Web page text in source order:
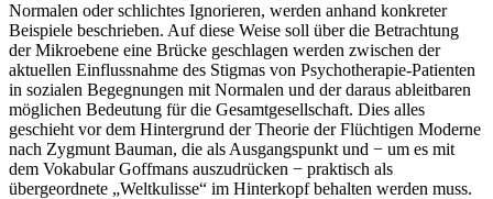
Normalen oder schlichtes Ignorieren, werden anhand konkreter
Beispiele beschrieben. Auf diese Weise soll über die Betrachtung
der Mikroebene eine Brücke geschlagen werden zwischen der
aktuellen Einflussnahme des Stigmas von Psychotherapie-Patienten
in sozialen Begegnungen mit Normalen und der daraus ableitbaren
möglichen Bedeutung für die Gesamtgesellschaft. Dies alles
geschieht vor dem Hintergrund der Theorie der Flüchtigen Moderne
nach Zygmunt Bauman, die als Ausgangspunkt und − um es mit
dem Vokabular Goffmans auszudrücken − praktisch als
übergeordnete „Weltkulisse“ im Hinterkopf behalten werden muss.